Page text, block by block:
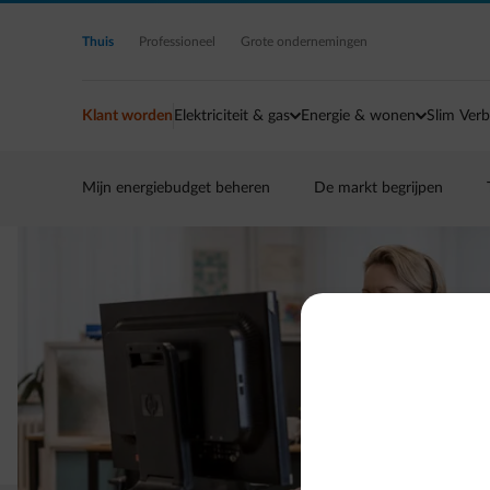
Ga naar de hoofdinhoud
Thuis Professioneel Grote ondernemingen
Klant worden Elektriciteit & gas Energie & wonen Slim
Mijn energiebudget beheren De markt begrijpen